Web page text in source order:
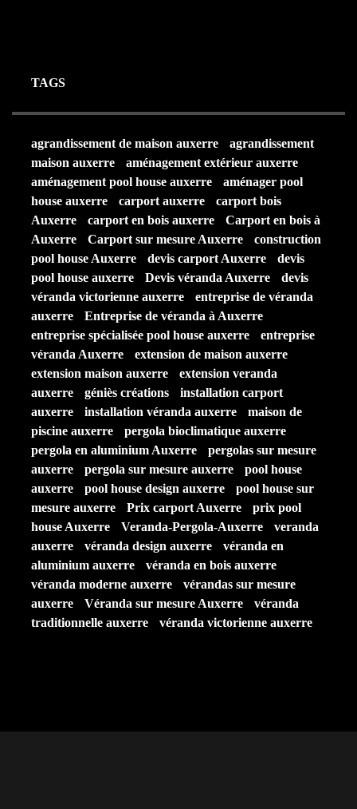
TAGS
agrandissement de maison auxerre
agrandissement
maison auxerre
aménagement extérieur auxerre
aménagement pool house auxerre
aménager pool
house auxerre
carport auxerre
carport bois
Auxerre
carport en bois auxerre
Carport en bois à
Auxerre
Carport sur mesure Auxerre
construction
pool house Auxerre
devis carport Auxerre
devis
pool house auxerre
Devis véranda Auxerre
devis
véranda victorienne auxerre
entreprise de véranda
auxerre
Entreprise de véranda à Auxerre
entreprise spécialisée pool house auxerre
entreprise
véranda Auxerre
extension de maison auxerre
extension maison auxerre
extension veranda
auxerre
géniès créations
installation carport
auxerre
installation véranda auxerre
maison de
piscine auxerre
pergola bioclimatique auxerre
pergola en aluminium Auxerre
pergolas sur mesure
auxerre
pergola sur mesure auxerre
pool house
auxerre
pool house design auxerre
pool house sur
mesure auxerre
Prix carport Auxerre
prix pool
house Auxerre
Veranda-Pergola-Auxerre
veranda
auxerre
véranda design auxerre
véranda en
aluminium auxerre
véranda en bois auxerre
véranda moderne auxerre
vérandas sur mesure
auxerre
Véranda sur mesure Auxerre
véranda
traditionnelle auxerre
véranda victorienne auxerre